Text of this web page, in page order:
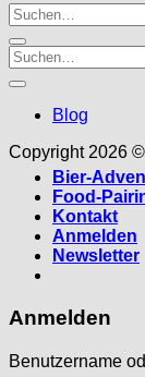
Blog
Copyright 2026 ©
Bier-
Food-
Kontakt
Anmelden
Newsletter
Anmelden
Benutzername